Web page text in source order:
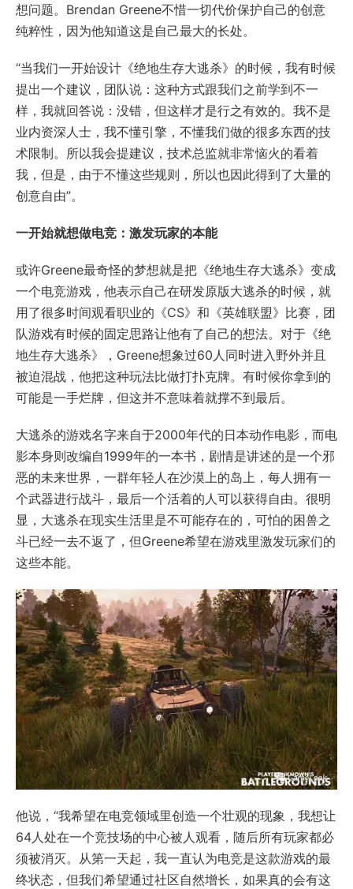
想问题。Brendan Greene不惜一切代价保护自己的创意
纯粹性，因为他知道这是自己最大的长处。
“当我们一开始设计《绝地生存大逃杀》的时候，我有时候
提出一个建议，团队说：这种方式跟我们之前学到不一
样，我就回答说：没错，但这样才是行之有效的。我不是
业内资深人士，我不懂引擎，不懂我们做的很多东西的技
术限制。所以我会提建议，技术总监就非常恼火的看着
我，但是，由于不懂这些规则，所以也因此得到了大量的
创意自由”。
一开始就想做电竞：激发玩家的本能
或许Greene最奇怪的梦想就是把《绝地生存大逃杀》变成
一个电竞游戏，他表示自己在研发原版大逃杀的时候，就
用了很多时间观看职业的《CS》和《英雄联盟》比赛，团
队游戏有时候的固定思路让他有了自己的想法。对于《绝
地生存大逃杀》，Greene想象过60人同时进入野外并且
被迫混战，他把这种玩法比做打扑克牌。有时候你拿到的
可能是一手烂牌，但这并不意味着就撑不到最后。
大逃杀的游戏名字来自于2000年代的日本动作电影，而电
影本身则改编自1999年的一本书，剧情是讲述的是一个邪
恶的未来世界，一群年轻人在沙漠上的岛上，每人拥有一
个武器进行战斗，最后一个活着的人可以获得自由。很明
显，大逃杀在现实生活里是不可能存在的，可怕的困兽之
斗已经一去不返了，但Greene希望在游戏里激发玩家们的
这些本能。
他说，“我希望在电竞领域里创造一个壮观的现象，我想让
64人处在一个竞技场的中心被人观看，随后所有玩家都必
须被消灭。从第一天起，我一直认为电竞是这款游戏的最
终状态，但我们希望通过社区自然增长，如果真的会有这